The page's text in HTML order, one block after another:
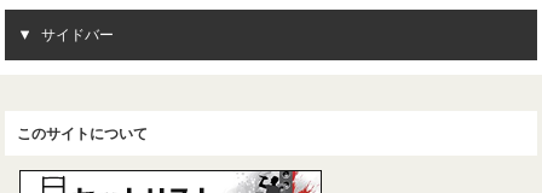
サイドバー
このサイトについて